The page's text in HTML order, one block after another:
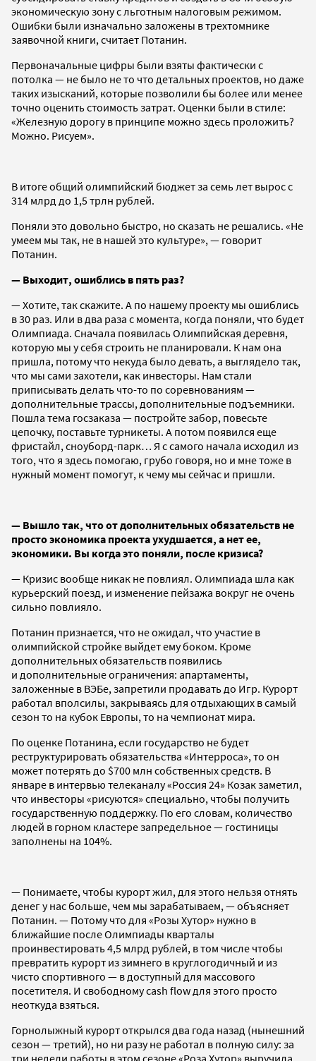
экономическую зону с льготным налоговым режимом.
Ошибки были изначально заложены в трехтомнике
заявочной книги, считает Потанин.
Первоначальные цифры были взяты фактически с
потолка — не было не то что детальных проектов, но даже
таких изысканий, которые позволили бы более или менее
точно оценить стоимость затрат. Оценки были в стиле:
«Железную дорогу в принципе можно здесь проложить?
Можно. Рисуем».
В итоге общий олимпийский бюджет за семь лет вырос с
314 млрд до 1,5 трлн рублей.
Поняли это довольно быстро, но сказать не решались. «Не
умеем мы так, не в нашей это культуре», — говорит
Потанин.
— Выходит, ошиблись в пять раз?
— Хотите, так скажите. А по нашему проекту мы ошиблись
в 30 раз. Или в два раза с момента, когда поняли, что будет
Олимпиада. Сначала появилась Олимпийская деревня,
которую мы у себя строить не планировали. К нам она
пришла, потому что некуда было девать, а выглядело так,
что мы сами захотели, как инвесторы. Нам стали
приписывать делать что-то по соревнованиям —
дополнительные трассы, дополнительные подъемники.
Пошла тема госзаказа — постройте забор, повесьте
цепочку, поставьте турникеты. А потом появился еще
фристайл, сноуборд-парк… Я с самого начала исходил из
того, что я здесь помогаю, грубо говоря, но и мне тоже в
нужный момент помогут, к чему мы сейчас и пришли.
— Вышло так, что от дополнительных обязательств не
просто экономика проекта ухудшается, а нет ее,
экономики. Вы когда это поняли, после кризиса?
— Кризис вообще никак не повлиял. Олимпиада шла как
курьерский поезд, и изменение пейзажа вокруг не очень
сильно повлияло.
Потанин признается, что не ожидал, что участие в
олимпийской стройке выйдет ему боком. Кроме
дополнительных обязательств появились
и дополнительные ограничения: апартаменты,
заложенные в ВЭБе, запретили продавать до Игр. Курорт
работал вполсилы, закрываясь для отдыхающих в самый
сезон то на кубок Европы, то на чемпионат мира.
По оценке Потанина, если государство не будет
реструктурировать обязательства «Интерроса», то он
может потерять до $700 млн собственных средств. В
январе в интервью телеканалу «Россия 24» Козак заметил,
что инвесторы «рисуются» специально, чтобы получить
государственную поддержку. По его словам, количество
людей в горном кластере запредельное — гостиницы
заполнены на 104%.
— Понимаете, чтобы курорт жил, для этого нельзя отнять
денег у нас больше, чем мы зарабатываем, — объясняет
Потанин. — Потому что для «Розы Хутор» нужно в
ближайшие после Олимпиады кварталы
проинвестировать 4,5 млрд рублей, в том числе чтобы
превратить курорт из зимнего в круглогодичный и из
чисто спортивного — в доступный для массового
посетителя. И свободному cash flow для этого просто
неоткуда взяться.
Горнолыжный курорт открылся два года назад (нынешний
сезон — третий), но ни разу не работал в полную силу: за
три недели работы в этом сезоне «Роза Хутор» выручила